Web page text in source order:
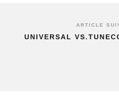
ARTICLE
UNIVERSAL